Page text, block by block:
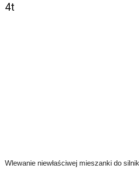
4t
Wlewanie niewłaściwej mieszanki do